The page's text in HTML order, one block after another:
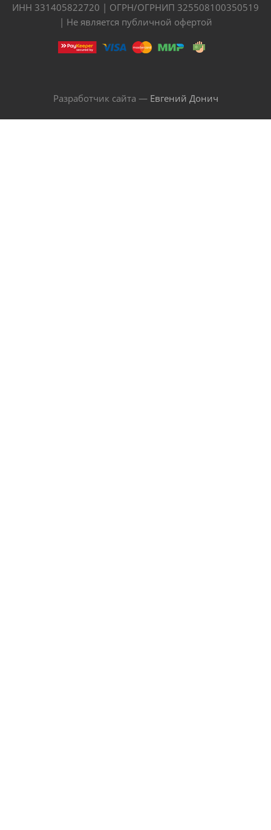
ИНН 331405822720 | ОГРН/ОГРНИП 325508100350519
| Не является публичной офертой
Разработчик сайта — Евгений Донич